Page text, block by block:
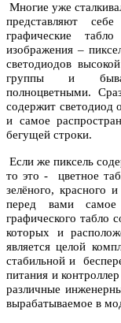
Многие уже
представляют
графические
изображения –
светодиодов
группы и
полноцветными.
содержит светодиод
и самое
бегущей строки.
Если же пиксель
то это - цветное
зелёного, красного
перед вами самое
графического табло
которых и
является целой
стабильной и
питания и
различные
вырабатываемое в